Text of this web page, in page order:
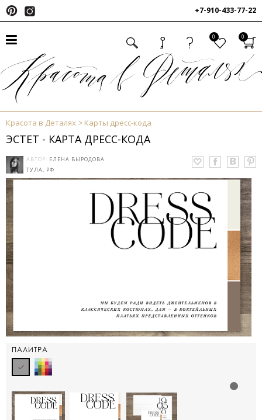
+7-910-433-77-22
0 0
Красота в Деталях Карты дресс-кода
ЭСТЕТ - КАРТА ДРЕСС-КОДА
АВТОР: ЕЛЕНА ВЫРОДОВА
ТУЛА, РФ
ПАЛИТРА